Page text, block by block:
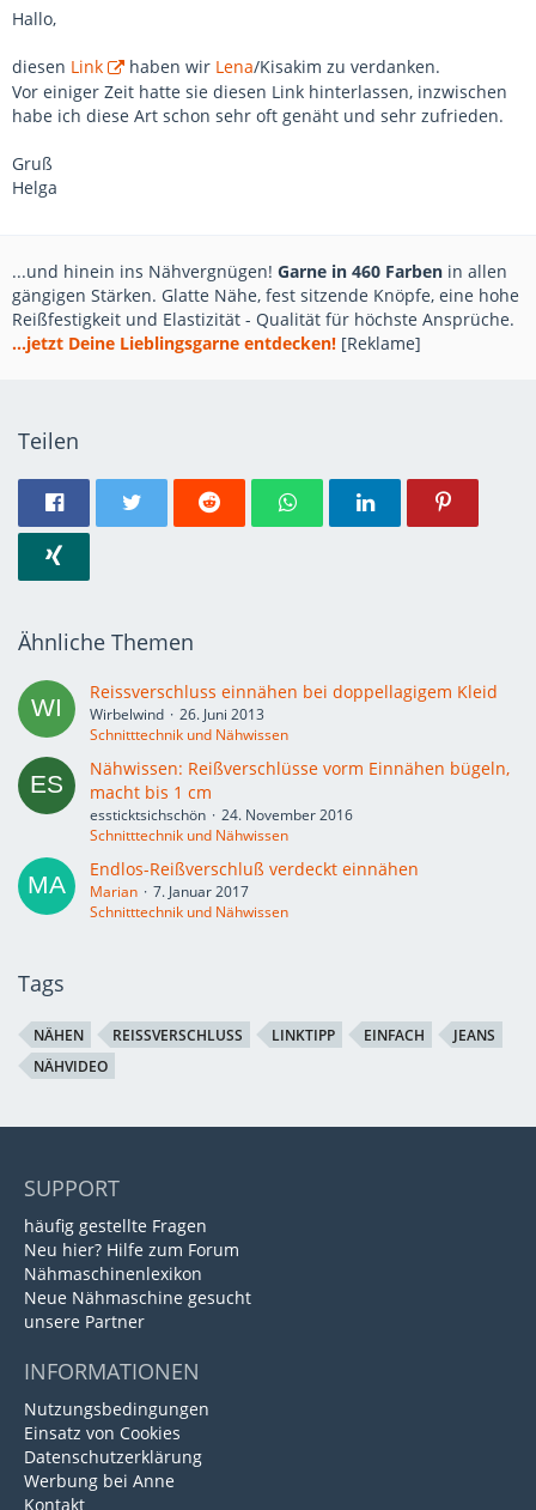
Hallo,
diesen Link haben wir Lena/Kisakim zu verdanken.
Vor einiger Zeit hatte sie diesen Link hinterlassen, inzwischen
habe ich diese Art schon sehr oft genäht und sehr zufrieden.
Gruß
Helga
...und hinein ins Nähvergnügen! Garne in 460 Farben in allen
gängigen Stärken. Glatte Nähe, fest sitzende Knöpfe, eine hohe
Reißfestigkeit und Elastizität - Qualität für höchste Ansprüche.
...jetzt Deine Lieblingsgarne entdecken! [Reklame]
Teilen
Ähnliche Themen
Reissverschluss einnähen bei doppellagigem Kleid
Wirbelwind
26. Juni 2013
Schnitttechnik und Nähwissen
Nähwissen: Reißverschlüsse vorm Einnähen bügeln,
macht bis 1 cm
essticktsichschön
24. November 2016
Schnitttechnik und Nähwissen
Endlos-Reißverschluß verdeckt einnähen
Marian
7. Januar 2017
Schnitttechnik und Nähwissen
Tags
NÄHEN REISSVERSCHLUSS LINKTIPP EINFACH
JEANS
NÄHVIDEO
SUPPORT
häufig gestellte Fragen
Neu hier? Hilfe zum Forum
Nähmaschinenlexikon
Neue Nähmaschine gesucht
unsere Partner
INFORMATIONEN
Nutzungsbedingungen
Einsatz von Cookies
Datenschutzerklärung
Werbung bei Anne
Kontakt